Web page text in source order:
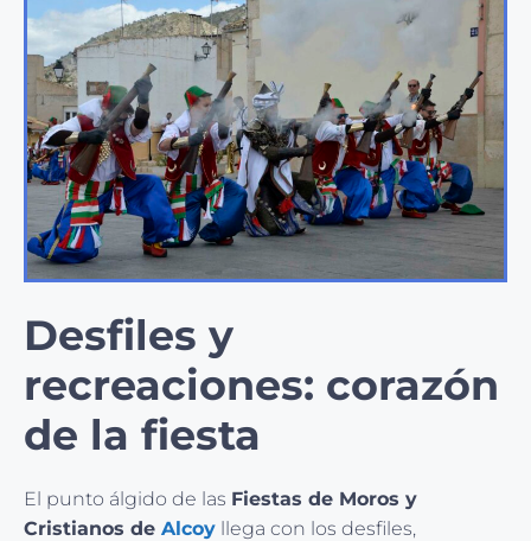
Desfiles y
recreaciones: corazón
de la fiesta
El punto álgido de las Fiestas de Moros y
Cristianos de Alcoy llega con los desfiles,